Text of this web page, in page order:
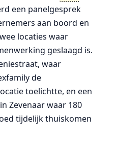
een panelgesprek
aan boord en
locaties waar
geslaagd is.
waar
de
toelichtte, en een
Zevenaar waar 180
tijdelijk thuiskomen